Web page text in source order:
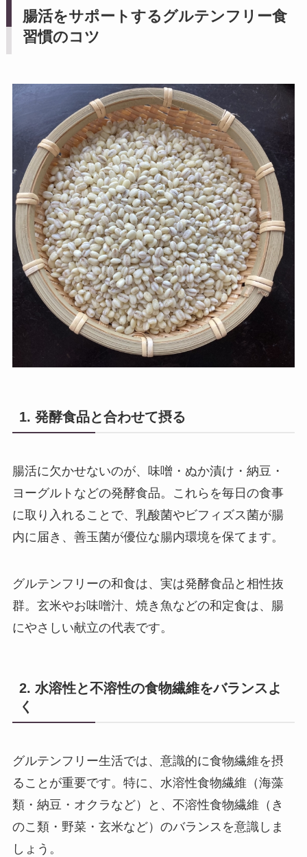
腸活をサポートするグルテンフリー食
習慣のコツ
1. 発酵食品と合わせて摂る
腸活に欠かせないのが、味噌・ぬか漬け・納豆・
ヨーグルトなどの発酵食品。これらを毎日の食事
に取り入れることで、乳酸菌やビフィズス菌が腸
内に届き、善玉菌が優位な腸内環境を保てます。
グルテンフリーの和食は、実は発酵食品と相性抜
群。玄米やお味噌汁、焼き魚などの和定食は、腸
にやさしい献立の代表です。
2. 水溶性と不溶性の食物繊維をバランスよ
く
グルテンフリー生活では、意識的に食物繊維を摂
ることが重要です。特に、水溶性食物繊維（海藻
類・納豆・オクラなど）と、不溶性食物繊維（き
のこ類・野菜・玄米など）のバランスを意識しま
しょう。